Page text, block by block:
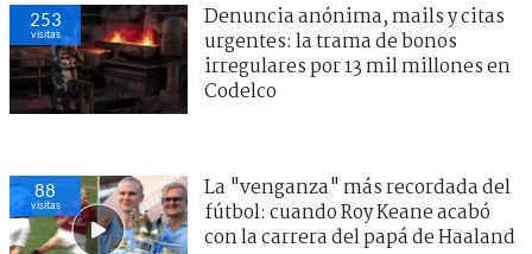
253
visitas
Denuncia anónima, mails y citas
urgentes: la trama de bonos
irregulares por 13 mil millones en
Codelco
88
visitas
La "venganza" más recordada del
fútbol: cuando Roy Keane acabó
con la carrera del papá de Haaland